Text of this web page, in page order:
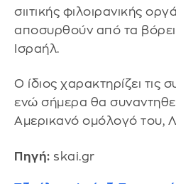
σιιτικής φιλοιρανικής
αποσυρθούν από τα
Ισραήλ.
Ο ίδιος χαρακτηρίζει τις
ενώ σήμερα θα
Αμερικανό ομόλογό του,
Πηγή: skai.gr